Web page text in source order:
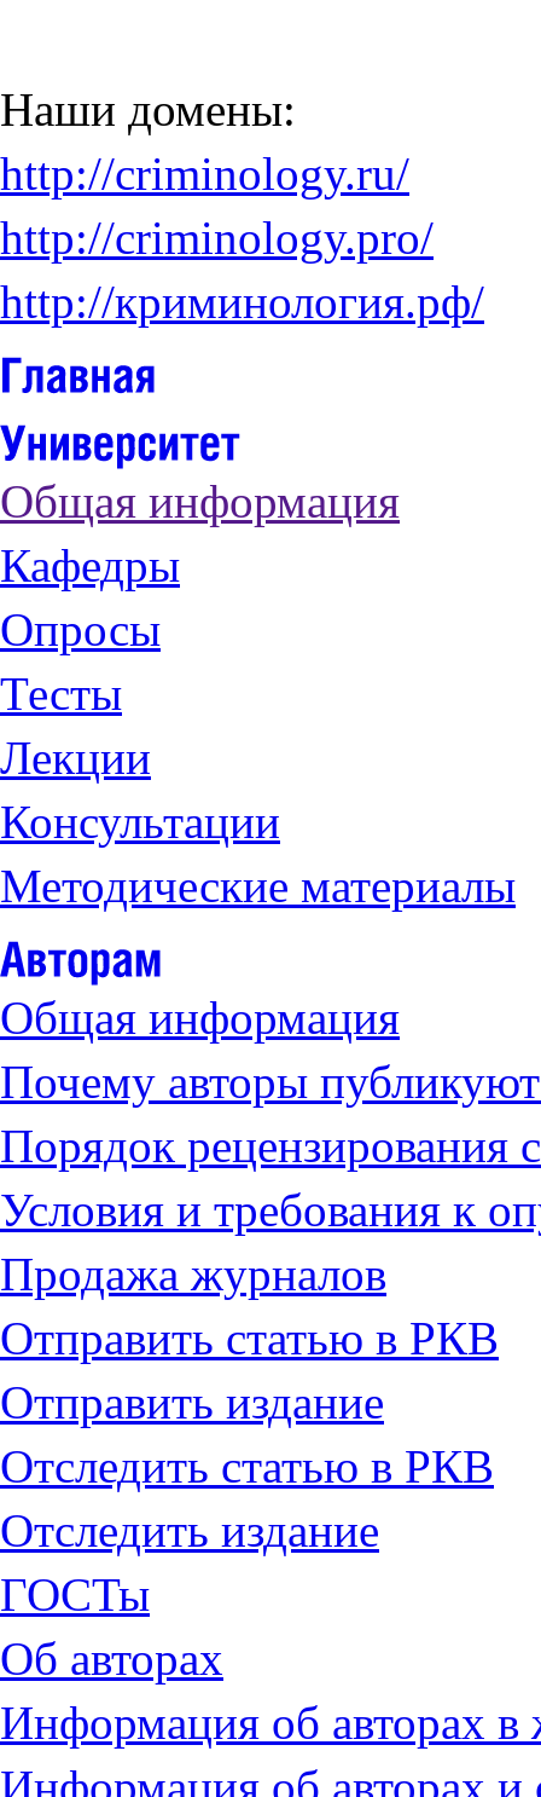
Наши домены:
http://criminology.ru/
http://criminology.pro/
http://криминология.рф/
Общая информация
Кафедры
Опросы
Тесты
Лекции
Консультации
Методические материалы
Общая информация
Почему авторы
Порядок рецензирования
Условия и требования к
Продажа журналов
Отправить статью в РКВ
Отправить издание
Отследить статью в РКВ
Отследить издание
ГОСТы
Об авторах
Информация об авторах в
Информация об авторах и